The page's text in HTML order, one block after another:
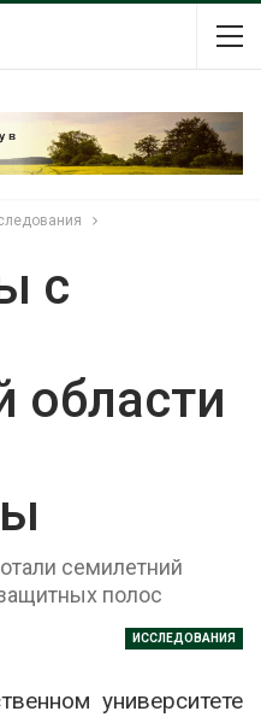
с
области
семилетний
полос
ИССЛЕДОВАНИЯ
университете